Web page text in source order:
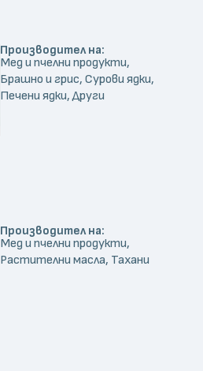
Производител на:
Мед и пчелни продукти,
Брашно и грис, Сурови ядки,
Печени ядки, Други
Производител на:
Мед и пчелни продукти,
Растителни масла, Тахани